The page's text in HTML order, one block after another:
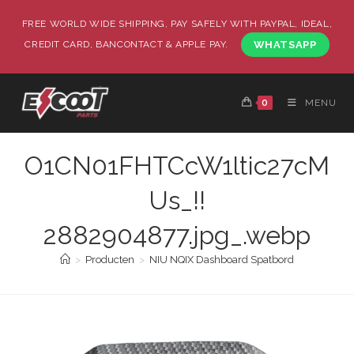
FREE WORLD WIDE SHIPPING, PAY SAFELY WITH PAYPAL, IDEAL,
CREDIT CARD, BANCONTACT & APPLE PAY.
WHATSAPP
0 MENU
O1CN01FHTCcW1ltic27cM
Us_!!
2882904877.jpg_.webp
> Producten > NIU NQIX Dashboard Spatbord